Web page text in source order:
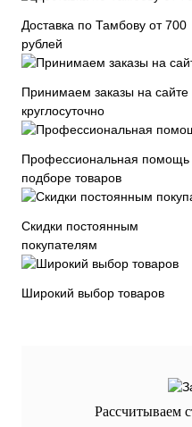
Доставка по Тамбову от 700
рублей
Принимаем заказы на сайте
круглосуточно
Профессиональная помощь
подборе товаров
Скидки постоянным
покупателям
Широкий выбор товаров
Рассчитываем